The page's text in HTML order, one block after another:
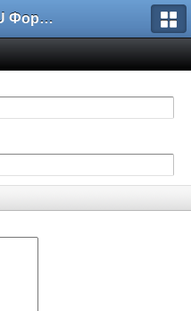
ARMA3.RU Форум